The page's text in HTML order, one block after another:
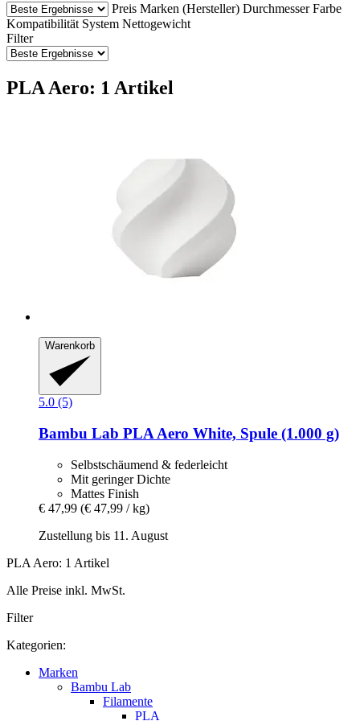
Preis Marken (Hersteller) Durchmesser Farbe
Kompatibilität System Nettogewicht
Filter
PLA Aero: 1 Artikel
Warenkorb
5.0 (5)
Bambu Lab PLA Aero White, Spule (1.000 g)
Selbstschäumend & federleicht
Mit geringer Dichte
Mattes Finish
€ 47,99 (€ 47,99 / kg)
Zustellung bis 11. August
PLA Aero: 1 Artikel
Alle Preise inkl. MwSt.
Filter
Kategorien:
Marken
Bambu Lab
Filamente
PLA